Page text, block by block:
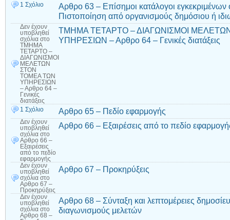
1 Σχόλιο
Αρθρο 63 – Επίσημοι κατάλογοι
Πιστοποίηση από οργανισμούς δημόσιου ή
Δεν έχουν
υποβληθεί
σχόλια στο
ΤΜΗΜΑ
ΤΕΤΑΡΤΟ –
ΔΙΑΓΩΝΙΣΜΟΙ
ΜΕΛΕΤΩΝ
ΣΤΟΝ
ΤΟΜΕΑ ΤΩΝ
ΥΠΗΡΕΣΙΩΝ
– Αρθρο 64 –
Γενικές
διατάξεις
ΤΜΗΜΑ ΤΕΤΑΡΤΟ – ΔΙΑΓΩΝΙΣΜΟΙ
ΥΠΗΡΕΣΙΩΝ – Αρθρο 64 – Γενικές διατάξεις
1 Σχόλιο Αρθρο 65 – Πεδίο εφαρμογής
Δεν έχουν
υποβληθεί
σχόλια στο
Αρθρο 66 –
Εξαιρέσεις
από το πεδίο
εφαρμογής
Αρθρο 66 – Εξαιρέσεις από το πεδίο
Δεν έχουν
υποβληθεί
σχόλια στο
Αρθρο 67 –
Προκηρύξεις
Αρθρο 67 – Προκηρύξεις
Δεν έχουν
υποβληθεί
σχόλια στο
Αρθρο 68 –
Αρθρο 68 – Σύνταξη και λεπτομέρειες
διαγωνισμούς μελετών